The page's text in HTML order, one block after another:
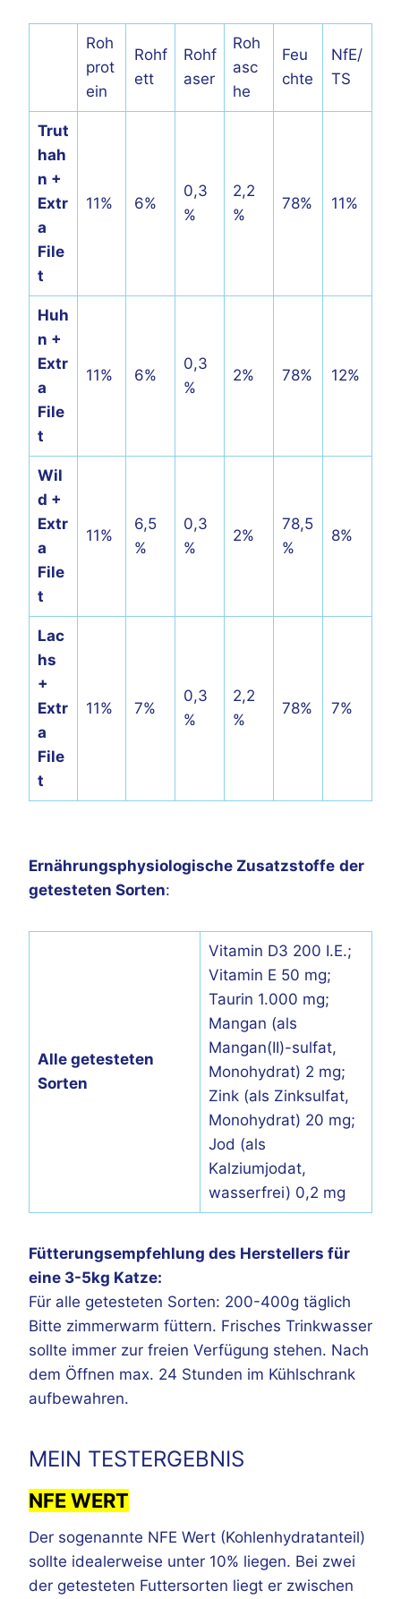
Roh
prot
ein
Rohf
ett
Rohf
aser
Roh
asc
he
Feu
chte
NfE/
TS
Trut
hah
n +
Extr
a
File
t
11% 6%
0,3
%
2,2
%
78% 11%
Huh
n +
Extr
a
File
t
11% 6%
0,3
%
2% 78% 12%
Wil
d +
Extr
a
File
t
11%
6,5
%
0,3
%
2%
78,5
%
8%
Lac
hs
+
Extr
a
File
t
11% 7%
0,3
%
2,2
%
78% 7%
Ernährungsphysiologische Zusatzstoffe der
getesteten Sorten:
Alle getesteten
Sorten
Vitamin D3 200 I.E.;
Vitamin E 50 mg;
Taurin 1.000 mg;
Mangan (als
Mangan(II)-sulfat,
Monohydrat) 2 mg;
Zink (als Zinksulfat,
Monohydrat) 20 mg;
Jod (als
Kalziumjodat,
wasserfrei) 0,2 mg
Fütterungsempfehlung des Herstellers für
eine 3-5kg Katze:
Für alle getesteten Sorten: 200-400g täglich
Bitte zimmerwarm füttern. Frisches Trinkwasser
sollte immer zur freien Verfügung stehen. Nach
dem Öffnen max. 24 Stunden im Kühlschrank
aufbewahren.
MEIN TESTERGEBNIS
NFE WERT
Der sogenannte NFE Wert (Kohlenhydratanteil)
sollte idealerweise unter 10% liegen. Bei zwei
der getesteten Futtersorten liegt er zwischen